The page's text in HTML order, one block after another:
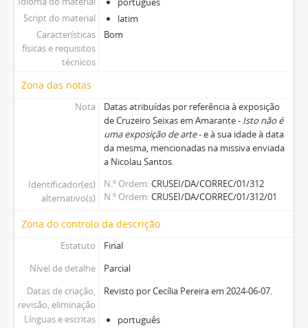
Script do material
latim
Características
físicas e requisitos
técnicos
Bom
Zona das notas
Nota
Datas atribuídas por referência à exposição
de Cruzeiro Seixas em Amarante - Isto não é
uma exposição de arte- e à sua idade à data
da mesma, mencionadas na missiva enviada
a Nicolau Santos.
Identificador(es)
alternativo(s)
N.º Ordem CRUSEI/DA/CORREC/01/312
N.º Ordem CRUSEI/DA/CORREC/01/312/01
Zona do controlo da descrição
Estatuto
Final
Nível de detalhe
Parcial
Datas de criação,
revisão, eliminação
Revisto por Cecília Pereira em 2024-06-07.
Línguas e escritas
português